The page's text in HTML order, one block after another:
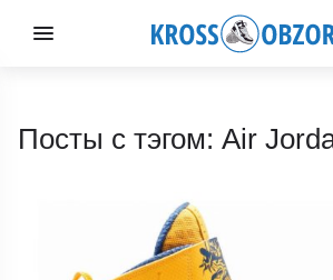
Посты с тэгом: Air